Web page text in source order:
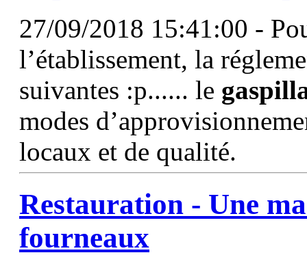
27/09/2018 15:41:00 -
l’établissement, la
suivantes :p...... le
modes
locaux et de qualité.
Restauration - Une
fourneaux